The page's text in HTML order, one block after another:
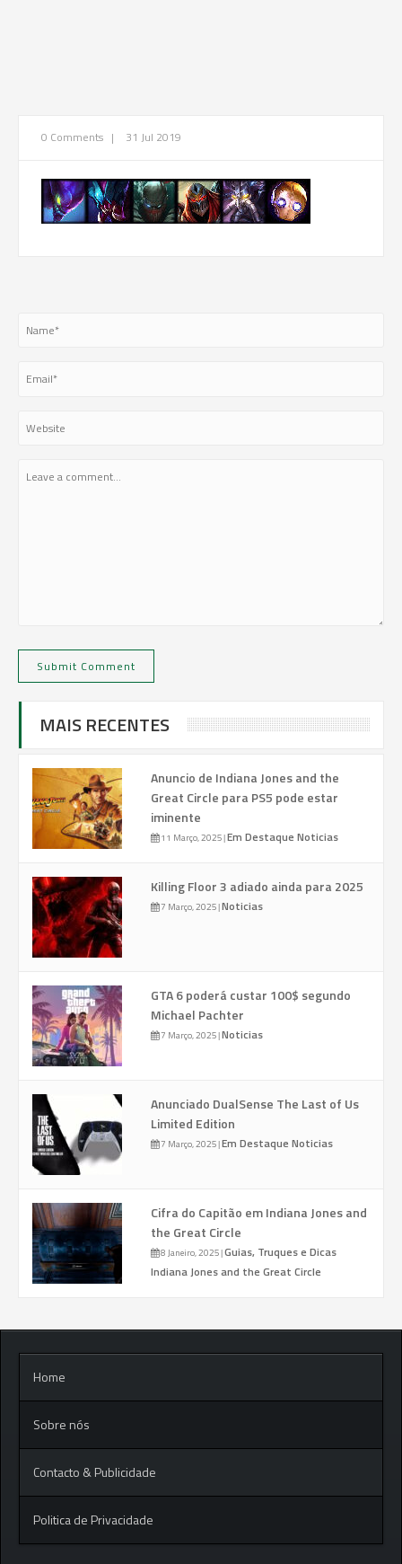
0 Comments | 31 Jul 2019
MAIS RECENTES
Anuncio de Indiana Jones and the
Great Circle para PS5 pode estar
iminente
11 Março, 2025|Em Destaque Noticias
Killing Floor 3 adiado ainda para 2025
7 Março, 2025|Noticias
GTA 6 poderá custar 100$ segundo
Michael Pachter
7 Março, 2025|Noticias
Anunciado DualSense The Last of Us
Limited Edition
7 Março, 2025|Em Destaque Noticias
Cifra do Capitão em Indiana Jones and
the Great Circle
8 Janeiro, 2025|Guias, Truques e Dicas
Indiana Jones and the Great Circle
Home
Sobre nós
Contacto & Publicidade
Politica de Privacidade